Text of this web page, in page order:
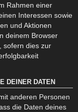
Rahmen einer
Interessen sowie
und Aktionen
deinem Browser
sofern dies zur
DEINER DATEN
anderen Personen
die Daten deines